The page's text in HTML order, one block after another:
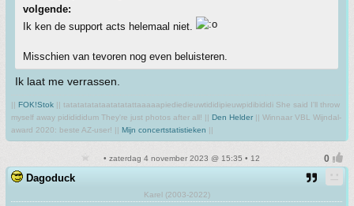
volgende:
Ik ken de support acts helemaal niet.
Misschien van tevoren nog even beluisteren.
Ik laat me verrassen.
|| FOK!Stok || tatatatatataatatatattaaaaapiediedieuwtididipieuwpidibididi She said I'll throw
myself away pididididum They're just photos after all! || Den Helder || Winnaar VBL Wijndal-
award 2020: beste AZ-user! || Mijn concertstatistieken ||
• zaterdag 4 november 2023 @ 15:35 • 12
Dagoduck
Karel (2003-2022)